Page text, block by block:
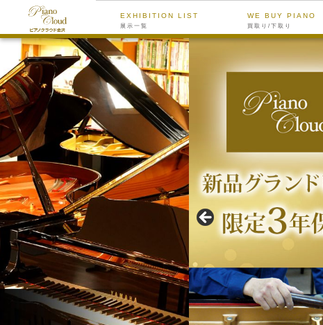
EXHIBITION LIST
展示一覧
WE BUY PIANO
買取り/下取り